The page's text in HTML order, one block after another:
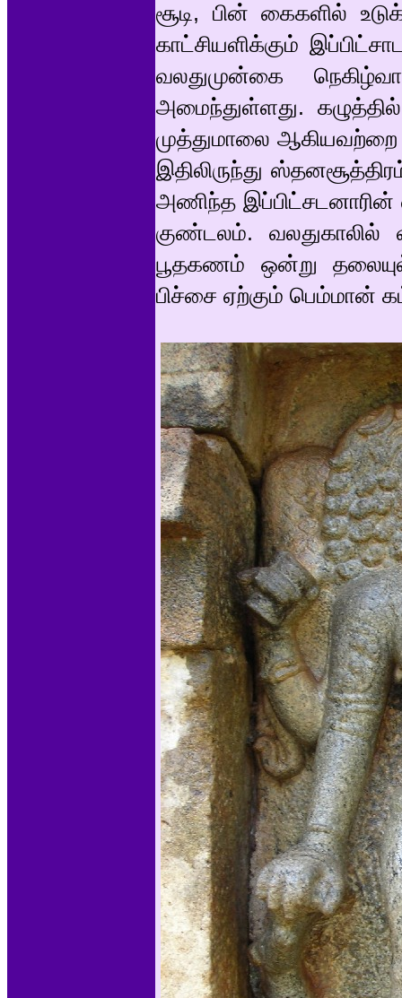
சூடி, பின் கைகளில்
காட்சியளிக்கும்
வலதுமுன்கை
அமைந்துள்ளது.
முத்துமாலை ஆகியவற்றை
இதிலிருந்து
அணிந்த
குண்டலம். வலதுகாலில்
பூதகணம் ஒன்று
பிச்சை ஏற்கும் பெம்மான்